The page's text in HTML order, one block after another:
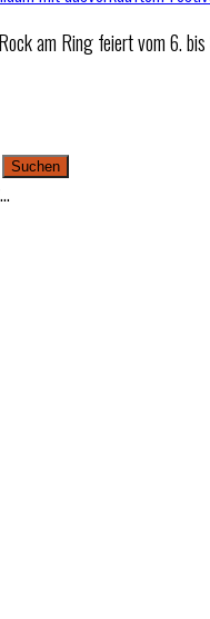
am Ring feiert vom 6.
Suchen